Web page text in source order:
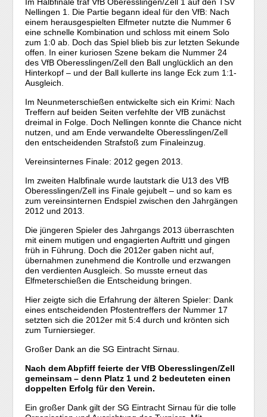
Nellingen 1. Die Partie begann ideal für den VfB: Nach
einem herausgespielten Elfmeter nutzte die Nummer 6
eine schnelle Kombination und schloss mit einem Solo
zum 1:0 ab. Doch das Spiel blieb bis zur letzten Sekunde
offen. In einer kuriosen Szene bekam die Nummer 24
des VfB Oberesslingen/Zell den Ball unglücklich an den
Hinterkopf – und der Ball kullerte ins lange Eck zum 1:1-
Ausgleich.
Im Neunmeterschießen entwickelte sich ein Krimi: Nach
Treffern auf beiden Seiten verfehlte der VfB zunächst
dreimal in Folge. Doch Nellingen konnte die Chance nicht
nutzen, und am Ende verwandelte Oberesslingen/Zell
den entscheidenden Strafstoß zum Finaleinzug.
Vereinsinternes Finale: 2012 gegen 2013.
Im zweiten Halbfinale wurde lautstark die U13 des VfB
Oberesslingen/Zell ins Finale gejubelt – und so kam es
zum vereinsinternen Endspiel zwischen den Jahrgängen
2012 und 2013.
Die jüngeren Spieler des Jahrgangs 2013 überraschten
mit einem mutigen und engagierten Auftritt und gingen
früh in Führung. Doch die 2012er gaben nicht auf,
übernahmen zunehmend die Kontrolle und erzwangen
den verdienten Ausgleich. So musste erneut das
Elfmeterschießen die Entscheidung bringen.
Hier zeigte sich die Erfahrung der älteren Spieler: Dank
eines entscheidenden Pfostentreffers der Nummer 17
setzten sich die 2012er mit 5:4 durch und krönten sich
zum Turniersieger.
Großer Dank an die SG Eintracht Sirnau.
Nach dem Abpfiff feierte der VfB Oberesslingen/Zell
gemeinsam – denn Platz 1 und 2 bedeuteten einen
doppelten Erfolg für den Verein.
Ein großer Dank gilt der SG Eintracht Sirnau für die tolle